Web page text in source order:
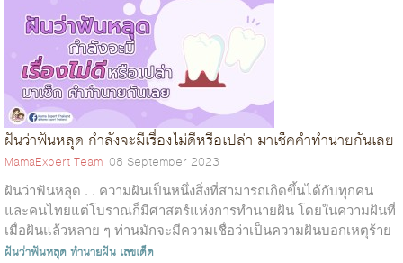
ฝันว่าฟันหลุด กำลังจะมีเรื่องไม่ดีหรือเปล่า มาเช็คคำทำนายกันเลย
MamaExpert Team 08 September 2023
ฝันว่าฟันหลุด . . ความฝันเป็นหนึ่งสิ่งที่สามารถเกิดขึ้นได้กับทุกคน
และคนไทยแต่โบราณก็มีศาสตร์แห่งการทำนายฝัน โดยในความฝันที่
เมื่อฝันแล้วหลาย ๆ ท่านมักจะมีความเชื่อว่าเป็นความฝันบอกเหตุร้าย
หรือลาง...
ฝันว่าฟันหลุดทำนายฝัน เลขเด็ด